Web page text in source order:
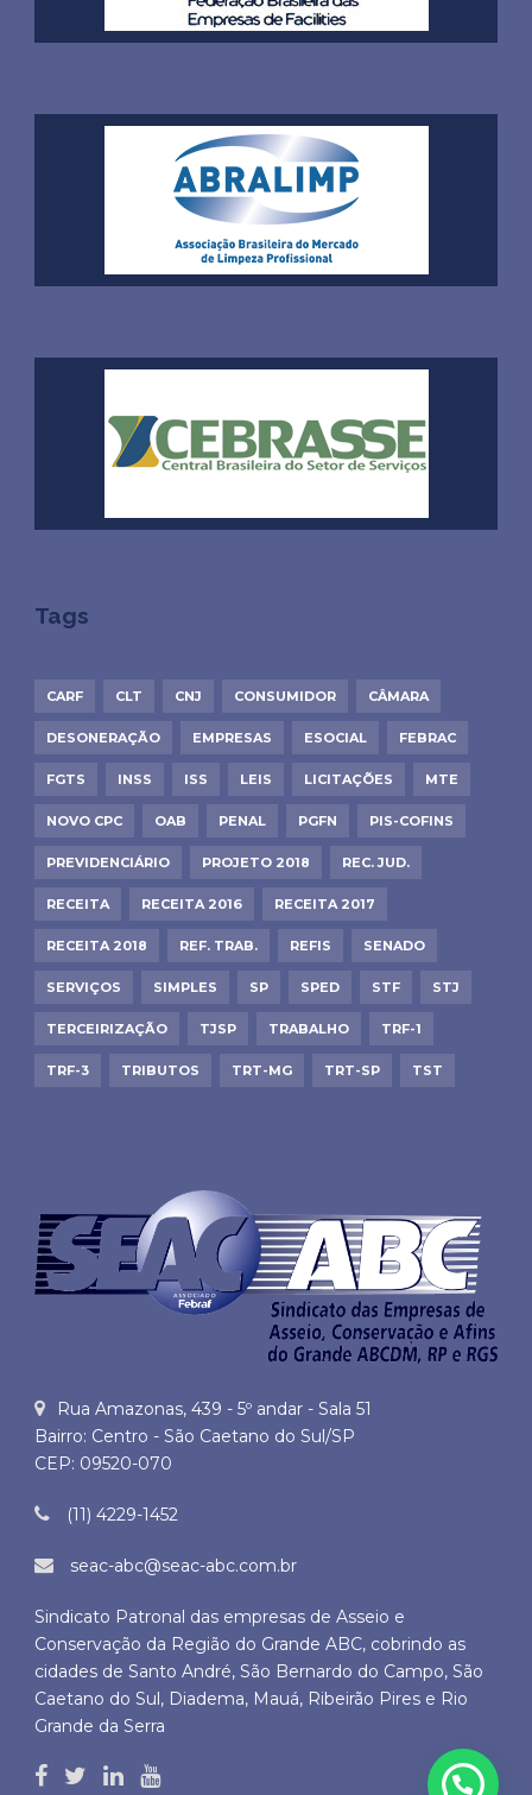
Tags
CARF CLT CNJ CONSUMIDOR CÂMARA
DESONERAÇÃO EMPRESAS ESOCIAL FEBRAC
FGTS INSS ISS LEIS LICITAÇÕES MTE
NOVO CPC OAB PENAL PGFN PIS-COFINS
PREVIDENCIÁRIO PROJETO 2018 REC. JUD.
RECEITA RECEITA 2016 RECEITA 2017
RECEITA 2018 REF. TRAB. REFIS SENADO
SERVIÇOS SIMPLES SP SPED STF STJ
TERCEIRIZAÇÃO TJSP TRABALHO TRF-1
TRF-3 TRIBUTOS TRT-MG TRT-SP TST
Rua Amazonas, 439 - 5º andar - Sala 51
Bairro: Centro - São Caetano do Sul/SP
CEP: 09520-070
(11) 4229-1452
seac-abc@seac-abc.com.br
Sindicato Patronal das empresas de Asseio e
Conservação da Região do Grande ABC, cobrindo as
cidades de Santo André, São Bernardo do Campo, São
Caetano do Sul, Diadema, Mauá, Ribeirão Pires e Rio
Grande da Serra